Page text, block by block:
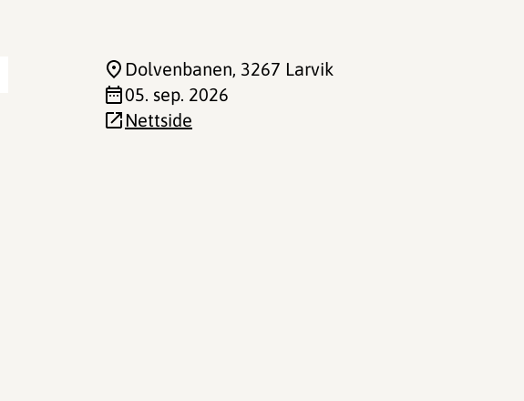
Dolvenbanen, 3267 Larvik
05. sep. 2026
Nettside